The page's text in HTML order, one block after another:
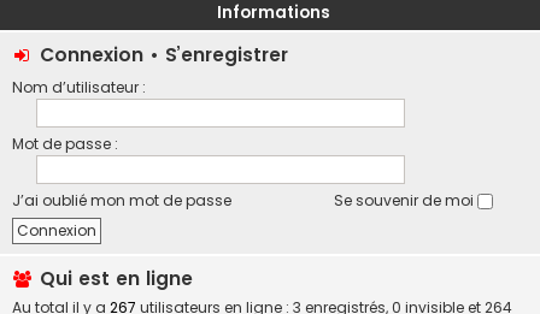
Informations
Connexion • S’enregistrer
Nom d’utilisateur :
Mot de passe :
J’ai oublié mon mot de passe Se souvenir de moi
Qui est en ligne
Au total il y a 267 utilisateurs en ligne : 3 enregistrés, 0 invisible et 264